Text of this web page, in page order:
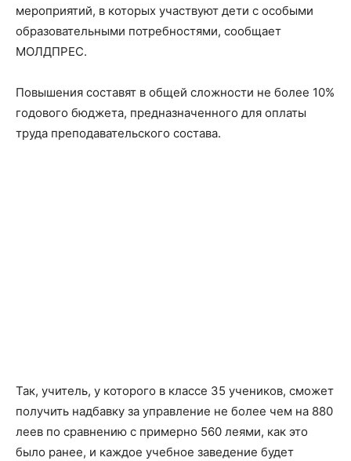
мероприятий, в которых участвуют дети с особыми
образовательными потребностями, сообщает
МОЛДПРЕС.
Повышения составят в общей сложности не более 10%
годового бюджета, предназначенного для оплаты
труда преподавательского состава.
Так, учитель, у которого в классе 35 учеников, сможет
получить надбавку за управление не более чем на 880
леев по сравнению с примерно 560 леями, как это
было ранее, и каждое учебное заведение будет